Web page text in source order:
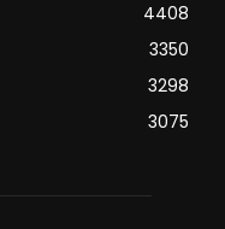
4408
3350
3298
3075